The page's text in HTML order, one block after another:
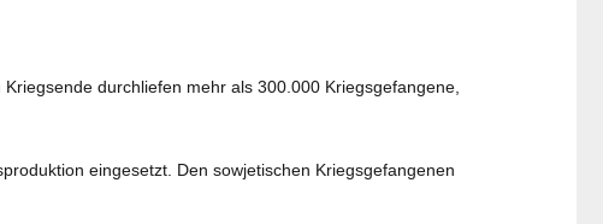
durchliefen mehr als 300.000 Kriegsgefangene,
eingesetzt. Den sowjetischen Kriegsgefangenen